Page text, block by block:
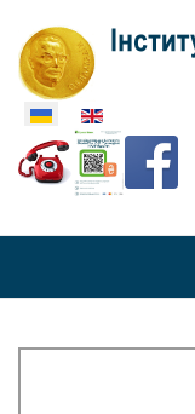
Оберіть свою мову